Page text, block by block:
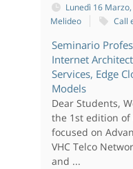
Lunedì 16
Melideo
Call
Seminario
Internet
Services, Edge
Models
Dear Students,
the 1st edition
focused on
VHC Telco
and ...